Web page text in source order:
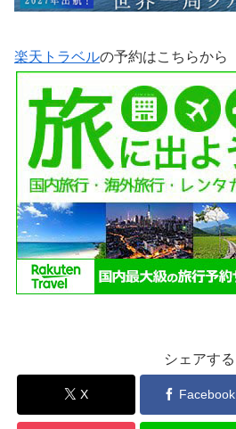
楽天トラベルの予約はこちらから
シェアする
X Facebook